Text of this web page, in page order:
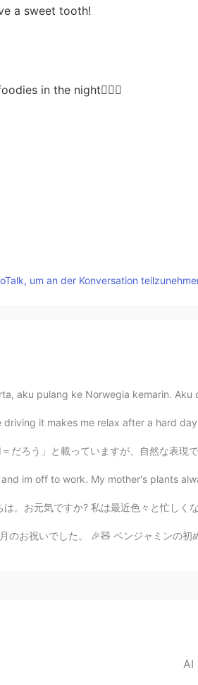
a sweet tooth!
in the night🤦🏻‍♂️
um an der Konversation
aku pulang ke Norwegia kemarin. Aku
it makes me relax after a hard
ていますが、自然な表現ではありません。 彼は来るだろ
im off to work. My mother's plants
近色々と忙しくなってupdateが遅れました。 今日は先週出来なか
ミンの初めての動物園トリップ！ 🥰 多分理解していないと思いますww！ マ
AI